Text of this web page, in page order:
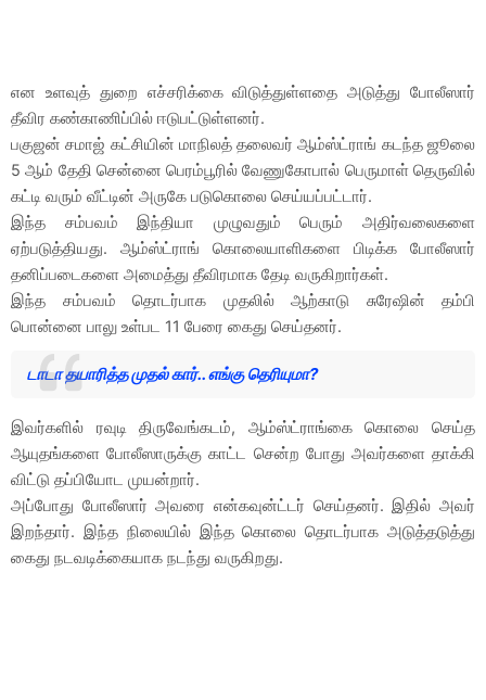
என உளவுத் துறை எச்சரிக்கை விடுத்துள்ளதை அடுத்து போலீஸார்
தீவிர கண்காணிப்பில் ஈடுபட்டுள்ளனர்.
பகுஜன் சமாஜ் கட்சியின் மாநிலத் தலைவர் ஆம்ஸ்ட்ராங் கடந்த ஜூலை
5 ஆம் தேதி சென்னை பெரம்பூரில் வேணுகோபால் பெருமாள் தெருவில்
கட்டி வரும் வீட்டின் அருகே படுகொலை செய்யப்பட்டார்.
இந்த சம்பவம் இந்தியா முழுவதும் பெரும் அதிர்வலைகளை
ஏற்படுத்தியது. ஆம்ஸ்ட்ராங் கொலையாளிகளை பிடிக்க போலீஸார்
தனிப்படைகளை அமைத்து தீவிரமாக தேடி வருகிறார்கள்.
இந்த சம்பவம் தொடர்பாக முதலில் ஆற்காடு சுரேஷின் தம்பி
பொன்னை பாலு உள்பட 11 பேரை கைது செய்தனர்.
டாடா தயாரித்த முதல் கார்.. எங்கு தெரியுமா?
இவர்களில் ரவுடி திருவேங்கடம், ஆம்ஸ்ட்ராங்கை கொலை செய்த
ஆயுதங்களை போலீஸாருக்கு காட்ட சென்ற போது அவர்களை தாக்கி
விட்டு தப்பியோட முயன்றார்.
அப்போது போலீஸார் அவரை என்கவுன்ட்டர் செய்தனர். இதில் அவர்
இறந்தார். இந்த நிலையில் இந்த கொலை தொடர்பாக அடுத்தடுத்து
கைது நடவடிக்கையாக நடந்து வருகிறது.